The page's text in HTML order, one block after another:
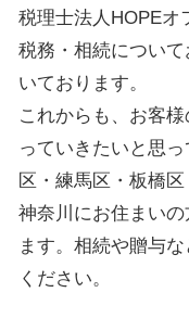
税理士法人HOPEオ
税務・相続につい
いております。
これからも、お客
っていきたいと思
区・練馬区・板橋
神奈川にお住まい
ます。相続や贈与
ください。